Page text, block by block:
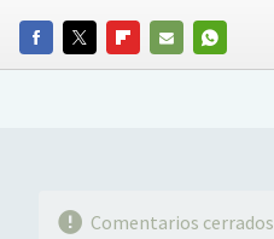
FACEBOOKTWITTERFLIPBOARD
E-
WHATSAPP
Comentarios cerrados